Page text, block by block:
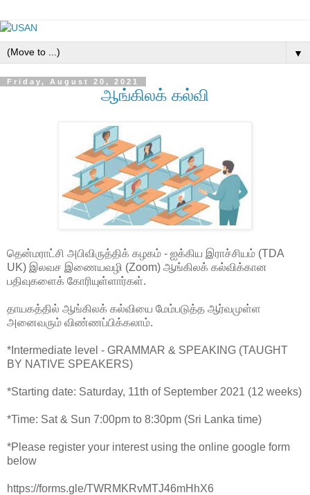
▼
Friday, August 20, 2021
ஆங்கிலக் கல்வி
தென்மராட்சி அபிவிருத்திக் கழகம் - ஐக்கிய இராச்சியம் (TDA
UK) இலவச இணையவழி (Zoom) ஆங்கிலக் கல்விக்கான
பதிவுகளைக் கோரியுள்ளார்கள்.
தாயகத்தில் ஆங்கிலக் கல்வியை மேம்படுத்த ஆர்வமுள்ள
அனைவரும் விண்ணப்பிக்கலாம்.
*Intermediate level - GRAMMAR & SPEAKING (TAUGHT
BY NATIVE SPEAKERS)
*Starting date: Saturday, 11th of September 2021 (12 weeks)
*Time: Sat & Sun 7:00pm to 8:30pm (Sri Lanka time)
*Please register your interest using the online google form
below
https://forms.gle/TWRMKRvMTJ46mHhX6